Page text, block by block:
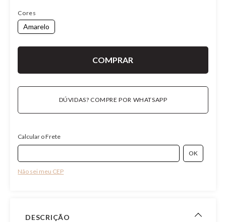
Cores
Amarelo
DÚVIDAS? COMPRE POR WHATSAPP
Calcular o Frete
Não sei meu CEP
DESCRIÇÃO